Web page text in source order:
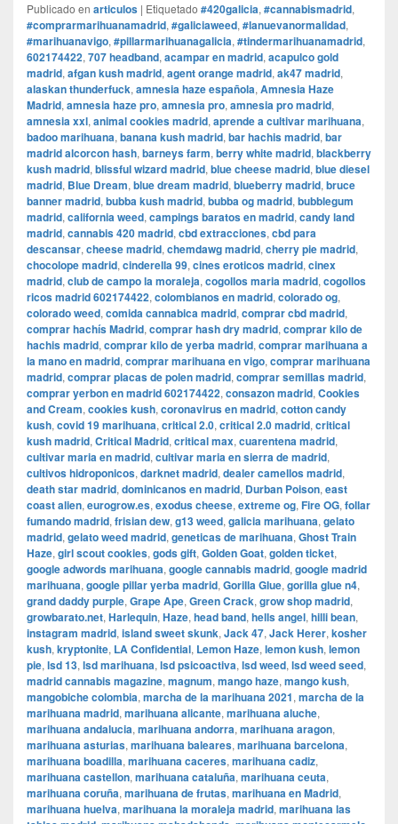
Publicado en articulos | Etiquetado #420galicia, #cannabismadrid,
#comprarmarihuanamadrid, #galiciaweed, #lanuevanormalidad,
#marihuanavigo, #pillarmarihuanagalicia, #tindermarihuanamadrid,
602174422, 707 headband, acampar en madrid, acapulco gold
madrid, afgan kush madrid, agent orange madrid, ak47 madrid,
alaskan thunderfuck, amnesia haze española, Amnesia Haze
Madrid, amnesia haze pro, amnesia pro, amnesia pro madrid,
amnesia xxl, animal cookies madrid, aprende a cultivar marihuana,
badoo marihuana, banana kush madrid, bar hachis madrid, bar
madrid alcorcon hash, barneys farm, berry white madrid, blackberry
kush madrid, blissful wizard madrid, blue cheese madrid, blue diesel
madrid, Blue Dream, blue dream madrid, blueberry madrid, bruce
banner madrid, bubba kush madrid, bubba og madrid, bubblegum
madrid, california weed, campings baratos en madrid, candy land
madrid, cannabis 420 madrid, cbd extracciones, cbd para
descansar, cheese madrid, chemdawg madrid, cherry pie madrid,
chocolope madrid, cinderella 99, cines eroticos madrid, cinex
madrid, club de campo la moraleja, cogollos maria madrid, cogollos
ricos madrid 602174422, colombianos en madrid, colorado og,
colorado weed, comida cannabica madrid, comprar cbd madrid,
comprar hachís Madrid, comprar hash dry madrid, comprar kilo de
hachis madrid, comprar kilo de yerba madrid, comprar marihuana a
la mano en madrid, comprar marihuana en vigo, comprar marihuana
madrid, comprar placas de polen madrid, comprar semillas madrid,
comprar yerbon en madrid 602174422, consazon madrid, Cookies
and Cream, cookies kush, coronavirus en madrid, cotton candy
kush, covid 19 marihuana, critical 2.0, critical 2.0 madrid, critical
kush madrid, Critical Madrid, critical max, cuarentena madrid,
cultivar maria en madrid, cultivar maria en sierra de madrid,
cultivos hidroponicos, darknet madrid, dealer camellos madrid,
death star madrid, dominicanos en madrid, Durban Poison, east
coast alien, eurogrow.es, exodus cheese, extreme og, Fire OG, follar
fumando madrid, frisian dew, g13 weed, galicia marihuana, gelato
madrid, gelato weed madrid, geneticas de marihuana, Ghost Train
Haze, girl scout cookies, gods gift, Golden Goat, golden ticket,
google adwords marihuana, google cannabis madrid, google madrid
marihuana, google pillar yerba madrid, Gorilla Glue, gorilla glue n4,
grand daddy purple, Grape Ape, Green Crack, grow shop madrid,
growbarato.net, Harlequin, Haze, head band, hells angel, hilli bean,
instagram madrid, island sweet skunk, Jack 47, Jack Herer, kosher
kush, kryptonite, LA Confidential, Lemon Haze, lemon kush, lemon
pie, lsd 13, lsd marihuana, lsd psicoactiva, lsd weed, lsd weed seed,
madrid cannabis magazine, magnum, mango haze, mango kush,
mangobiche colombia, marcha de la marihuana 2021, marcha de la
marihuana madrid, marihuana alicante, marihuana aluche,
marihuana andalucia, marihuana andorra, marihuana aragon,
marihuana asturias, marihuana baleares, marihuana barcelona,
marihuana boadilla, marihuana caceres, marihuana cadiz,
marihuana castellon, marihuana cataluña, marihuana ceuta,
marihuana coruña, marihuana de frutas, marihuana en Madrid,
marihuana huelva, marihuana la moraleja madrid, marihuana las